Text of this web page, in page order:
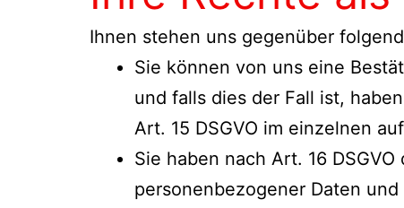
Ihnen stehen uns gegenüber
Sie können von uns eine
und falls dies der Fall ist,
Art. 15 DSGVO im einzelnen
Sie haben nach Art. 16
personenbezogener Daten